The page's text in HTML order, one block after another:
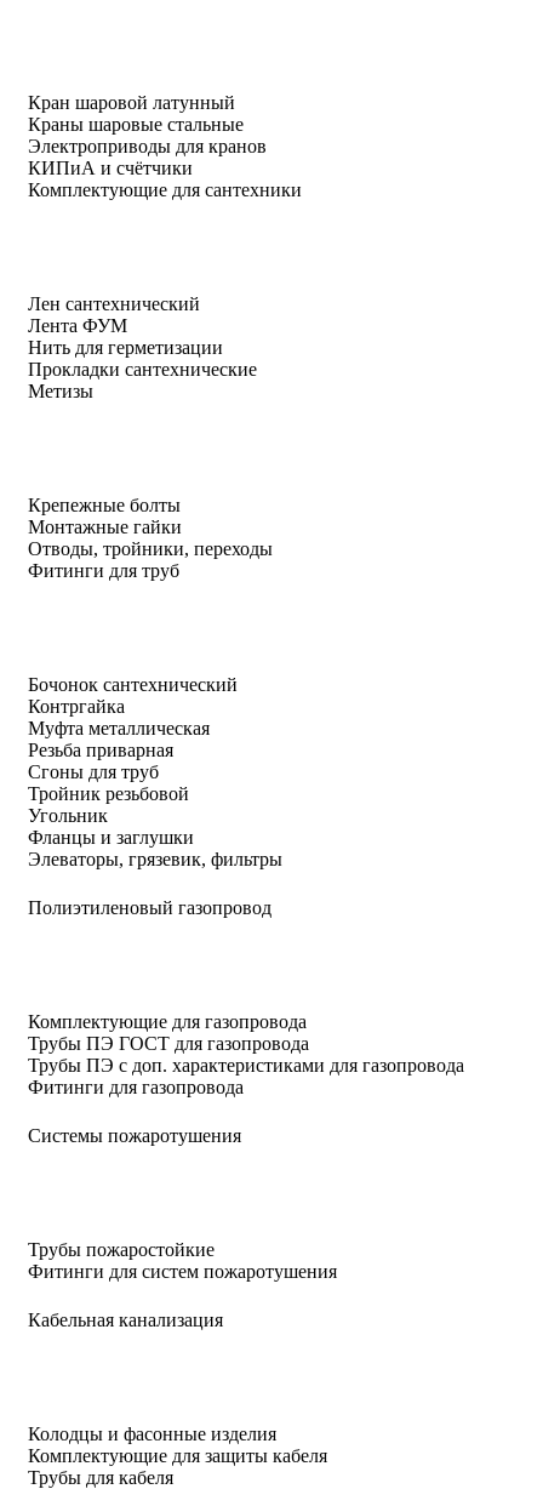
Кран шаровой латунный
Краны шаровые стальные
Электроприводы для кранов
КИПиА и счётчики
Комплектующие для сантехники
Лен сантехнический
Лента ФУМ
Нить для герметизации
Прокладки сантехнические
Метизы
Крепежные болты
Монтажные гайки
Отводы, тройники, переходы
Фитинги для труб
Бочонок сантехнический
Контргайка
Муфта металлическая
Резьба приварная
Сгоны для труб
Тройник резьбовой
Угольник
Фланцы и заглушки
Элеваторы, грязевик, фильтры
Полиэтиленовый газопровод
Комплектующие для газопровода
Трубы ПЭ ГОСТ для газопровода
Трубы ПЭ с доп. характеристиками для газопровода
Фитинги для газопровода
Системы пожаротушения
Трубы пожаростойкие
Фитинги для систем пожаротушения
Кабельная канализация
Колодцы и фасонные изделия
Комплектующие для защиты кабеля
Трубы для кабеля